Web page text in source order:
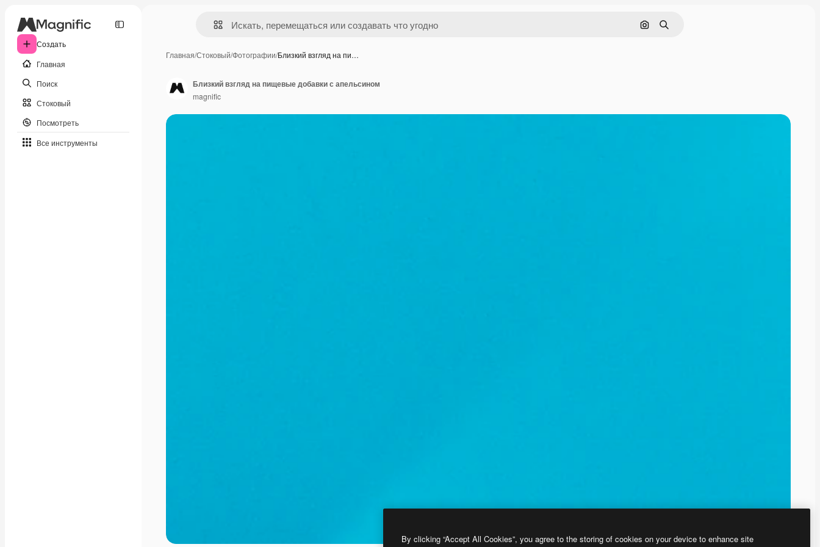
Создать
Главная
Поиск
Стоковый
Посмотреть
Все инструменты
Поиск по изображению
Поиск
Главная/Стоковый/Фотографии/Близкий взгляд на пи…
Близкий взгляд на пищевые добавки с апельсином
magnific
By clicking “Accept All Cookies”, you agree to the storing of cookies on your device to enhance site